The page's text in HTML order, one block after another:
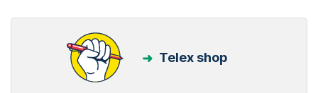
Telex shop